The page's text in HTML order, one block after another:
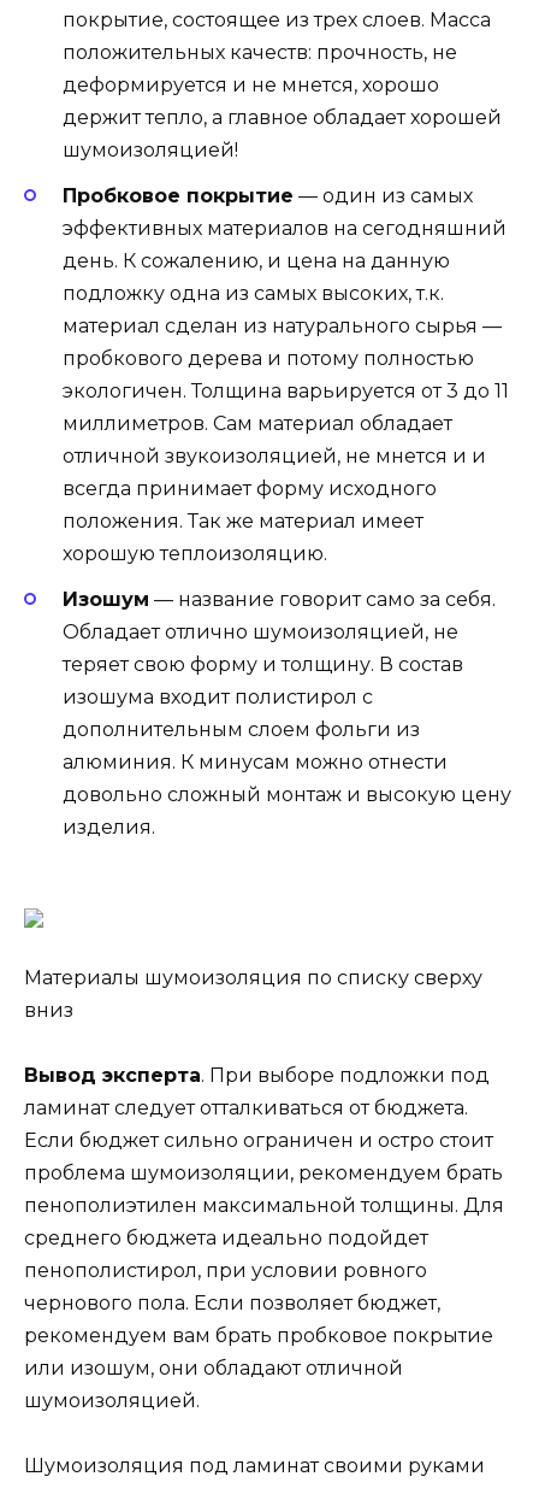
покрытие, состоящее из трех слоев. Масса
положительных качеств: прочность, не
деформируется и не мнется, хорошо
держит тепло, а главное обладает хорошей
шумоизоляцией!
Пробковое покрытие — один из самых
эффективных материалов на сегодняшний
день. К сожалению, и цена на данную
подложку одна из самых высоких, т.к.
материал сделан из натурального сырья —
пробкового дерева и потому полностью
экологичен. Толщина варьируется от 3 до 11
миллиметров. Сам материал обладает
отличной звукоизоляцией, не мнется и и
всегда принимает форму исходного
положения. Так же материал имеет
хорошую теплоизоляцию.
Изошум — название говорит само за себя.
Обладает отлично шумоизоляцией, не
теряет свою форму и толщину. В состав
изошума входит полистирол с
дополнительным слоем фольги из
алюминия. К минусам можно отнести
довольно сложный монтаж и высокую цену
изделия.
Материалы шумоизоляция по списку сверху
вниз
Вывод эксперта. При выборе подложки под
ламинат следует отталкиваться от бюджета.
Если бюджет сильно ограничен и остро стоит
проблема шумоизоляции, рекомендуем брать
пенополиэтилен максимальной толщины. Для
среднего бюджета идеально подойдет
пенополистирол, при условии ровного
чернового пола. Если позволяет бюджет,
рекомендуем вам брать пробковое покрытие
или изошум, они обладают отличной
шумоизоляцией.
Шумоизоляция под ламинат своими руками